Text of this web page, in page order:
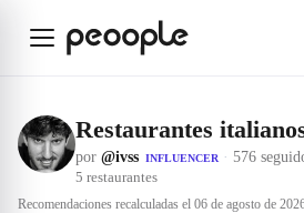
Restaurantes
por @ivss INFLUENCER · 576
5 restaurantes
Recomendaciones recalculadas el 06 de agosto de